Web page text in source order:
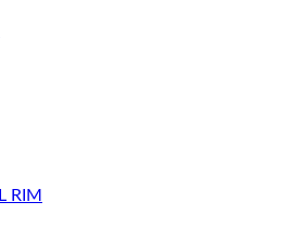
RIM